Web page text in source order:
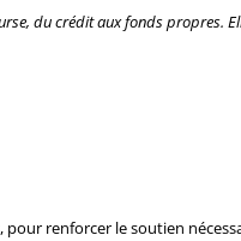
du crédit aux fonds propres.
renforcer le soutien